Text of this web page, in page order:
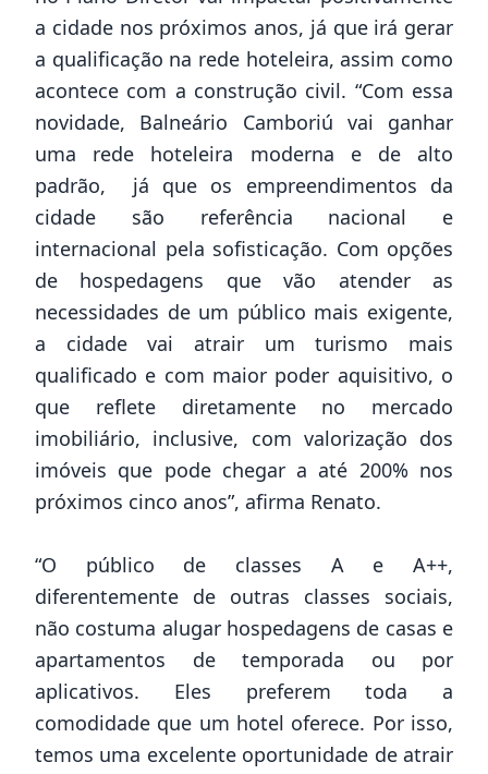
a cidade nos próximos anos, já que irá gerar
a qualificação na rede hoteleira, assim como
acontece com a construção civil. “Com essa
novidade, Balneário Camboriú vai ganhar
uma rede hoteleira moderna e de alto
padrão, já que os empreendimentos da
cidade são referência nacional e
internacional pela sofisticação. Com opções
de hospedagens que vão atender as
necessidades de um público mais exigente,
a cidade vai atrair um turismo mais
qualificado e com maior poder aquisitivo, o
que reflete diretamente no mercado
imobiliário, inclusive, com valorização dos
imóveis que pode chegar a até 200% nos
próximos cinco anos”, afirma Renato.
“O público de classes A e A++,
diferentemente de outras classes sociais,
não costuma alugar hospedagens de casas e
apartamentos de temporada ou por
aplicativos. Eles preferem toda a
comodidade que um hotel oferece. Por isso,
temos uma excelente oportunidade de atrair